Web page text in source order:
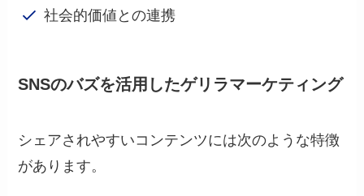
社会的価値との連携
SNSのバズを活用したゲリラマーケティング
シェアされやすいコンテンツには次のような特徴
があります。